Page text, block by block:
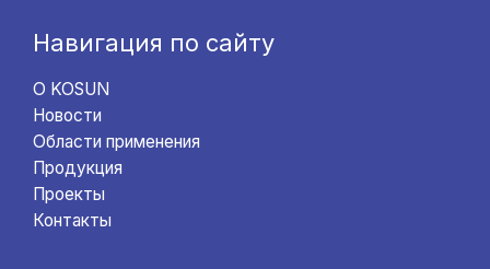
Навигация по сайту
О KOSUN
Новости
Области применения
Продукция
Проекты
Контакты